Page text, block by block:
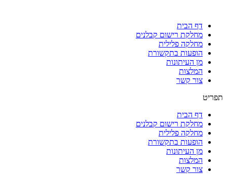
דף הבית
מחלקת רישום קבלנים
מחלקה פלילית
הופעות בתקשורת
מן העיתונות
המלצות
צור קשר
תפריט
דף הבית
מחלקת רישום קבלנים
מחלקה פלילית
הופעות בתקשורת
מן העיתונות
המלצות
צור קשר